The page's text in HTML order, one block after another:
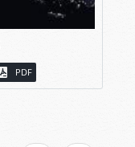
PDF